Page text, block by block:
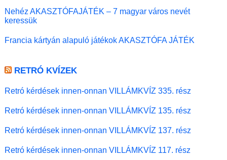
Nehéz AKASZTÓFAJÁTÉK – 7 magyar város nevét
keressük
Francia kártyán alapuló játékok AKASZTÓFA JÁTÉK
RETRÓ KVÍZEK
Retró kérdések innen-onnan VILLÁMKVÍZ 335. rész
Retró kérdések innen-onnan VILLÁMKVÍZ 135. rész
Retró kérdések innen-onnan VILLÁMKVÍZ 137. rész
Retró kérdések innen-onnan VILLÁMKVÍZ 117. rész